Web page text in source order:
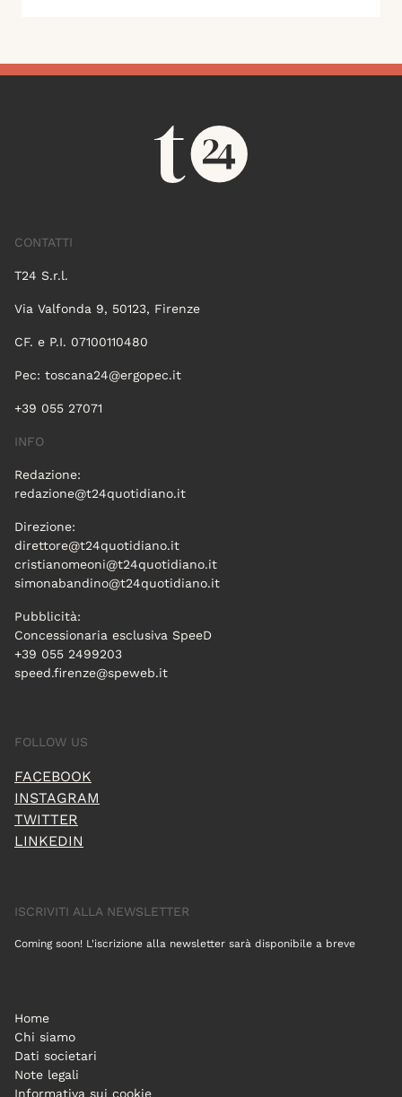
CONTATTI
T24 S.r.l.
Via Valfonda 9, 50123, Firenze
CF. e P.I. 07100110480
Pec: toscana24@ergopec.it
+39 055 27071
INFO
Redazione:
redazione@t24quotidiano.it
Direzione:
direttore@t24quotidiano.it
cristianomeoni@t24quotidiano.it
simonabandino@t24quotidiano.it
Pubblicità:
Concessionaria esclusiva SpeeD
+39 055 2499203
speed.firenze@speweb.it
FOLLOW US
FACEBOOK
INSTAGRAM
TWITTER
LINKEDIN
ISCRIVITI ALLA NEWSLETTER
Coming soon! L'iscrizione alla newsletter sarà disponibile a breve
Home
Chi siamo
Dati societari
Note legali
Informativa sui cookie